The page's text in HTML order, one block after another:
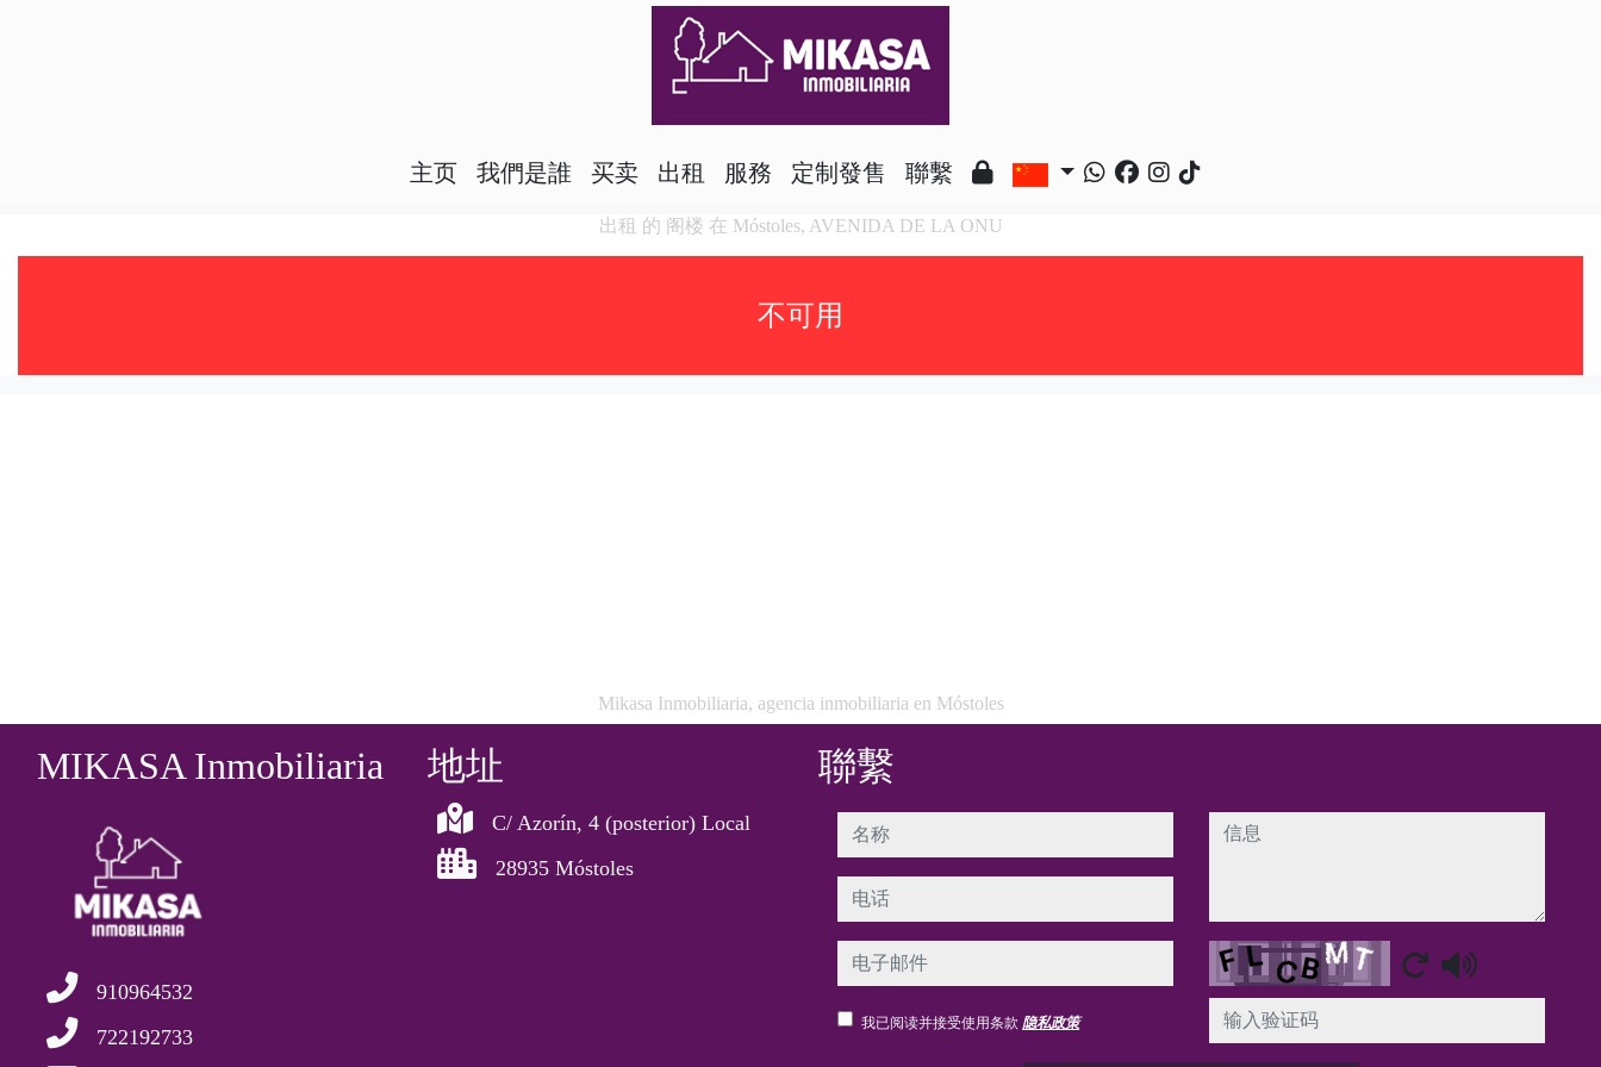
主页 我們是誰 买卖 出租 服務 定制發售 聯繫
出租 的 阁楼 在 Móstoles, AVENIDA DE LA ONU
不可用
Mikasa Inmobiliaria, agencia inmobiliaria en Móstoles
MIKASA Inmobiliaria
910964532
722192733
地址
C/ Azorín, 4 (posterior) Local
28935 Móstoles
聯繫
名称
电话
电子邮件
我已阅读并接受使用条款 隐私政策
信息
Captcha